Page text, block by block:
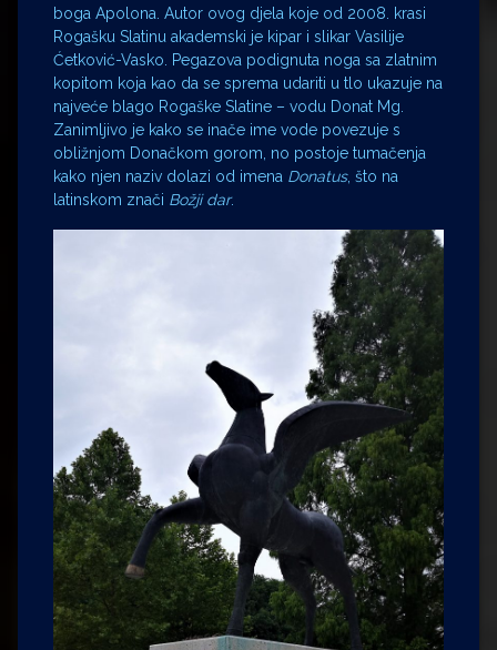
boga Apolona. Autor ovog djela koje od 2008. krasi
Rogašku Slatinu akademski je kipar i slikar Vasilije
Ćetković-Vasko. Pegazova podignuta noga sa zlatnim
kopitom koja kao da se sprema udariti u tlo ukazuje na
najveće blago Rogaške Slatine – vodu Donat Mg.
Zanimljivo je kako se inače ime vode povezuje s
obližnjom Donačkom gorom, no postoje tumačenja
kako njen naziv dolazi od imena Donatus, što na
latinskom znači Božji dar.